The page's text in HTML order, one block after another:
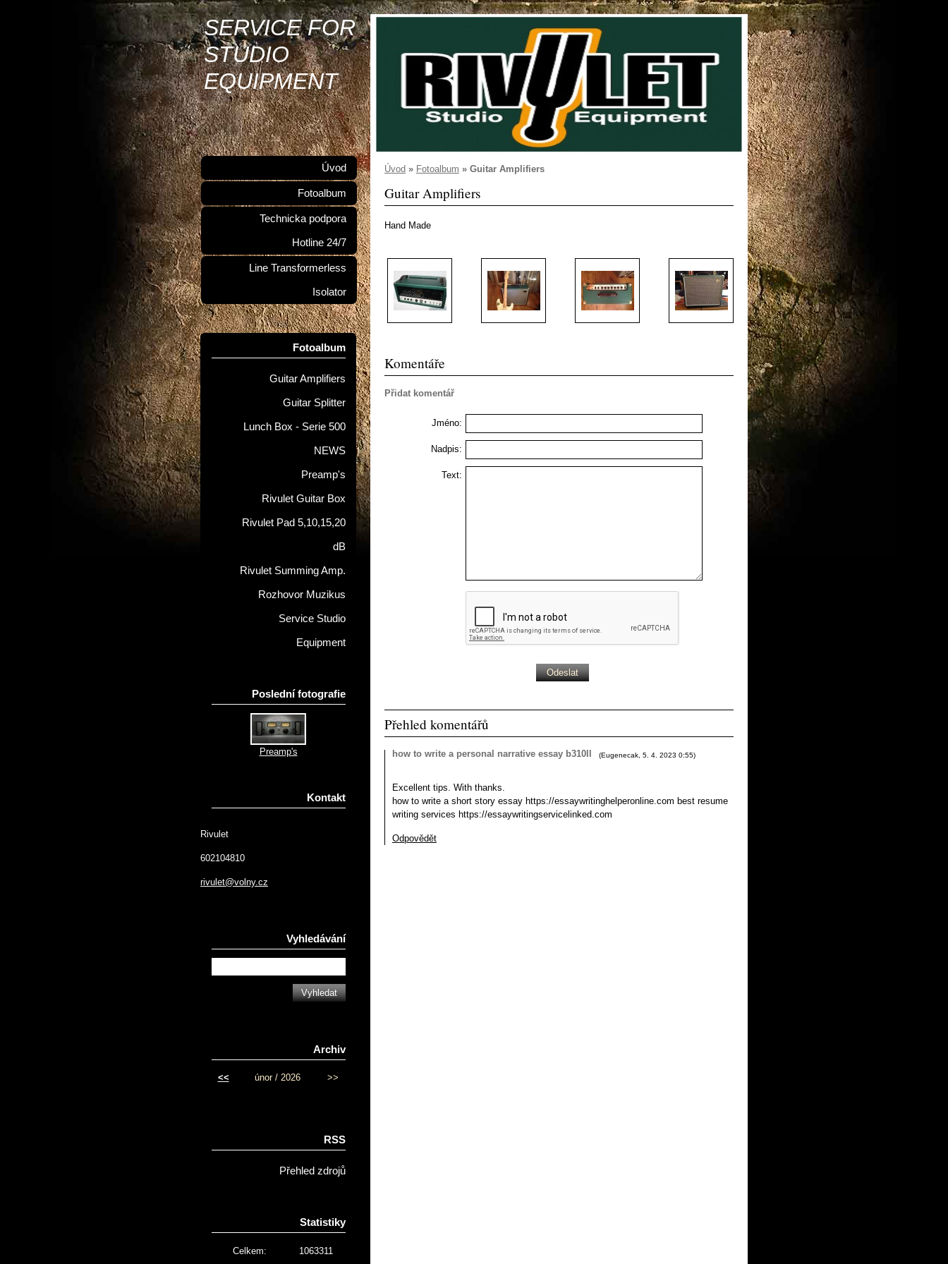
SERVICE FOR
STUDIO
EQUIPMENT
Úvod » Fotoalbum » Guitar Amplifiers
Guitar Amplifiers
Hand Made
Komentáře
Přidat komentář
Jméno:
Nadpis:
Text:
Přehled komentářů
how to write a personal narrative essay b310ll (Eugenecak 5. 4. 2023 0:55)
Excellent tips. With thanks.
how to write a short story essay https://essaywritinghelperonline.com best resume
writing services https://essaywritingservicelinked.com
Odpovědět
Úvod
Fotoalbum
Technicka podpora
Hotline 24/7
Line Transformerless
Isolator
Fotoalbum
Guitar Amplifiers
Guitar Splitter
Lunch Box - Serie 500
NEWS
Preamp's
Rivulet Guitar Box
Rivulet Pad 5,10,15,20
dB
Rivulet Summing Amp.
Rozhovor Muzikus
Service Studio
Equipment
Poslední fotografie
Preamp's
Kontakt
Rivulet
602104810
rivulet@volny.cz
Vyhledávání
Archiv
<< únor / 2026 >>
RSS
Přehled zdrojů
Statistiky
Celkem:
1063311